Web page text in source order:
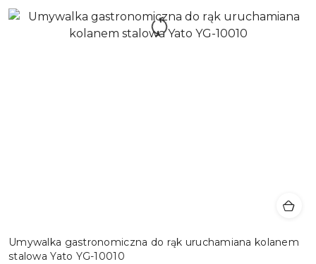
Umywalka gastronomiczna do rąk uruchamiana kolanem
stalowa Yato YG-10010